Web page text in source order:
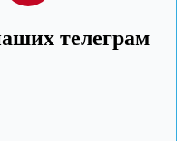
телеграм